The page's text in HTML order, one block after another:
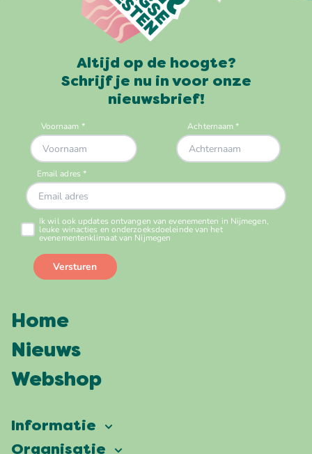
Altijd op de hoogte?
Schrijf je nu in voor onze
nieuwsbrief!
Home
Nieuws
Webshop
Informatie
Vierdaagsefeesten
Organisatie